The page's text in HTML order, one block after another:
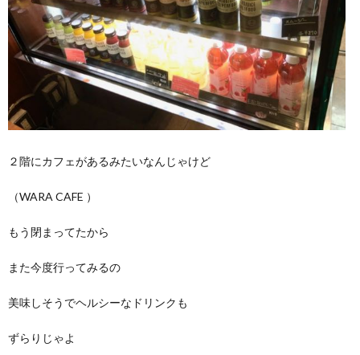
２階にカフェがあるみたいなんじゃけど
（WARA CAFE ）
もう閉まってたから
また今度行ってみるの
美味しそうでヘルシーなドリンクも
ずらりじゃよ